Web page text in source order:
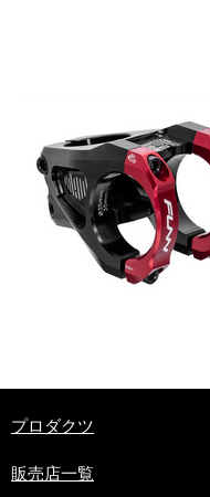
​プロダクツ
販売店一覧